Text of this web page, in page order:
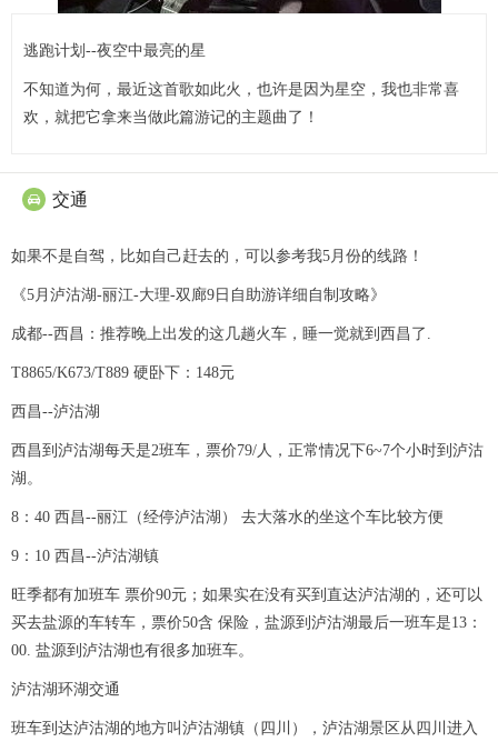
逃跑计划--夜空中最亮的星
不知道为何，最近这首歌如此火，也许是因为星空，我也非常喜
欢，就把它拿来当做此篇游记的主题曲了！
 交通
如果不是自驾，比如自己赶去的，可以参考我5月份的线路！
《5月泸沽湖-丽江-大理-双廊9日自助游详细自制攻略》
成都--西昌：推荐晚上出发的这几趟火车，睡一觉就到西昌了.
T8865/K673/T889 硬卧下：148元
西昌--泸沽湖
西昌到泸沽湖每天是2班车，票价79/人，正常情况下6~7个小时到泸沽
湖。
8：40 西昌--丽江（经停泸沽湖） 去大落水的坐这个车比较方便
9：10 西昌--泸沽湖镇
旺季都有加班车 票价90元；如果实在没有买到直达泸沽湖的，还可以
买去盐源的车转车，票价50含 保险，盐源到泸沽湖最后一班车是13：
00. 盐源到泸沽湖也有很多加班车。
泸沽湖环湖交通
班车到达泸沽湖的地方叫泸沽湖镇（四川），泸沽湖景区从四川进入